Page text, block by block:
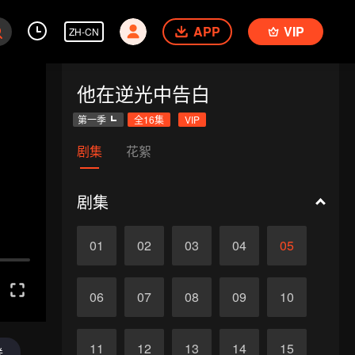
ZH-CN APP VIP
他在逆光中告白
第一季 全16集 VIP
剧集 花絮
剧集
01 02 03 04 05
06 07 08 09 10
11 12 13 14 15